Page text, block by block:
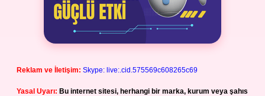
Reklam ve İletişim: Skype: live:.cid.575569c608265c69
Yasal Uyarı: Bu internet sitesi, herhangi bir marka, kurum veya şahıs